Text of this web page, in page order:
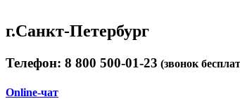
г.Санкт-Петербург
Телефон: 8 800 500-01-23 (звонок
Online-чат